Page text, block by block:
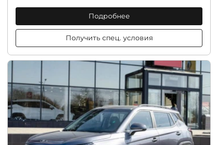
Подробнее
Получить спец. условия